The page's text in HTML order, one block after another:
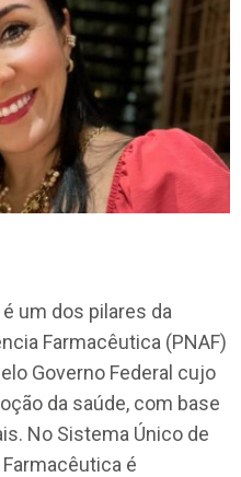
um dos pilares da
Farmacêutica (PNAF)
Governo Federal cujo
da saúde, com base
No Sistema Único de
é